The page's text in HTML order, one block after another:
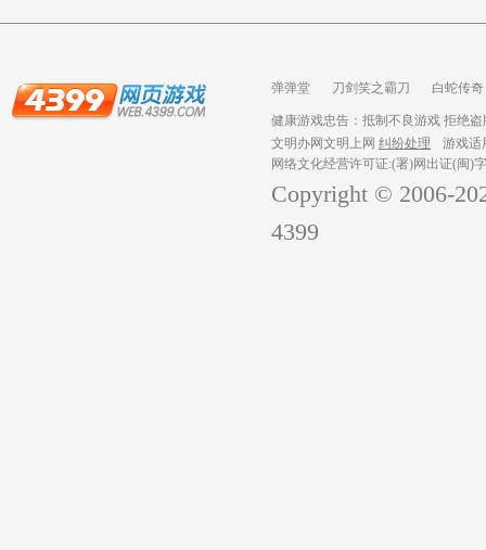
弹弹堂 刀剑笑之霸刀
白蛇传奇
健康游戏忠告：抵制不良游戏 拒绝
文明办网文明上网 纠纷处理
游戏适
网络文化经营许可证:(署)网出证(闽)
Copyright © 2006-
4399